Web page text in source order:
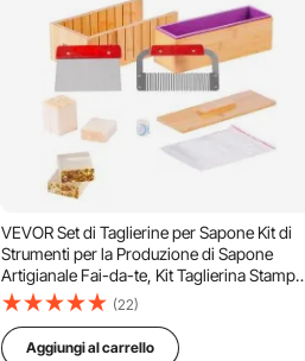
VEVOR Set di Taglierine per Sapone Kit di
Strumenti per la Produzione di Sapone
Artigianale Fai-da-te, Kit Taglierina Stampo
in Silicone per Sapone max. 1301 mL con
Scatola in Bambù 278 x 142 x 93 mm
(22)
Aggiungi al carrello